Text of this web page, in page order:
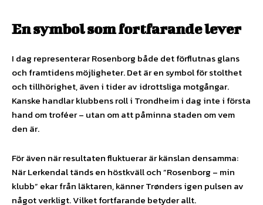
En symbol som fortfarande lever
I dag representerar Rosenborg både det förflutnas glans
och framtidens möjligheter. Det är en symbol för stolthet
och tillhörighet, även i tider av idrottsliga motgångar.
Kanske handlar klubbens roll i Trondheim i dag inte i första
hand om troféer – utan om att påminna staden om vem
den är.
För även när resultaten fluktuerar är känslan densamma:
När Lerkendal tänds en höstkväll och ”Rosenborg – min
klubb” ekar från läktaren, känner Trønders igen pulsen av
något verkligt. Vilket fortfarande betyder allt.